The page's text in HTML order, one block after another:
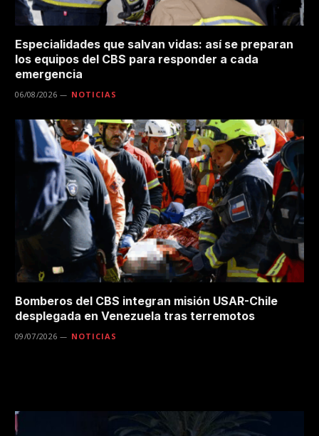
Especialidades que salvan vidas: así se preparan
los equipos del CBS para responder a cada
emergencia
06/08/2026 NOTICIAS
Bomberos del CBS integran misión USAR-Chile
desplegada en Venezuela tras terremotos
09/07/2026 NOTICIAS